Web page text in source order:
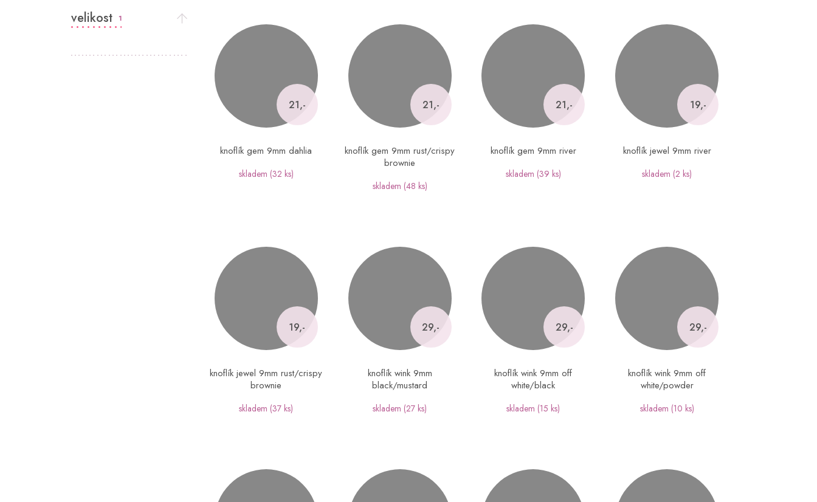
velikost
21,-
knoflík gem 9mm dahlia
skladem (32 ks)
21,-
knoflík gem 9mm rust/crispy
brownie
skladem (48 ks)
21,-
knoflík gem 9mm river
skladem (39 ks)
19,-
knoflík jewel 9mm river
skladem (2 ks)
19,-
knoflík jewel 9mm rust/crispy
brownie
skladem (37 ks)
29,-
knoflík wink 9mm
black/mustard
skladem (27 ks)
29,-
knoflík wink 9mm off
white/black
skladem (15 ks)
29,-
knoflík wink 9mm off
white/powder
skladem (10 ks)